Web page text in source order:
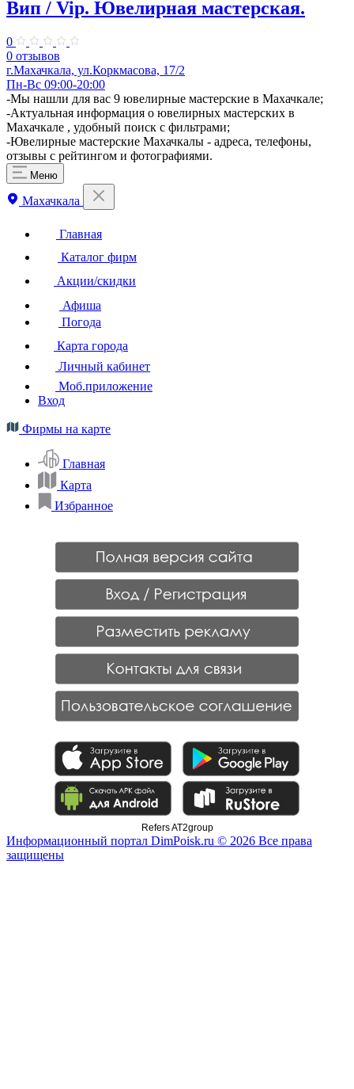
Вип / Vip. ​Ювелирная мастерская.
0
0 отзывов
г.Махачкала, ​ул.Коркмасова, 17/2
Пн-Вс 09:00-20:00
-Мы нашли для вас 9 ювелирные мастерские в Махачкале;
-Актуальная информация о ювелирных мастерских в
Махачкале , удобный поиск с фильтрами;
-Ювелирные мастерские Махачкалы - адреса, телефоны,
отзывы с рейтингом и фотографиями.
Меню
Махачкала
Главная
Каталог фирм
Акции/скидки
Афиша
Погода
Карта города
Личный кабинет
Моб.приложение
Вход
Фирмы на карте
Главная
Карта
Избранное
Refers AT2group
Информационный портал DimPoisk.ru © 2026 Все права
защищены